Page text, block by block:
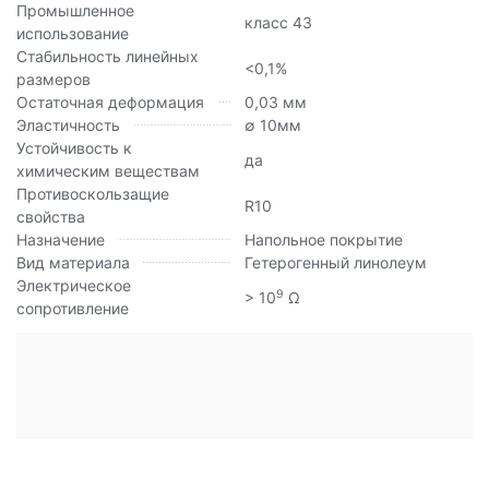
Промышленное
использование
класс 43
Стабильность линейных
размеров
<0,1%
Остаточная деформация
0,03 мм
Эластичность
∅ 10мм
Устойчивость к
химическим веществам
да
Противоскользащие
свойства
R10
Назначение
Напольное покрытие
Вид материала
Гетерогенный линолеум
Электрическое
сопротивление
> 109 Ω